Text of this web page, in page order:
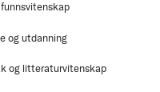
og utdanning
og litteraturvitenskap